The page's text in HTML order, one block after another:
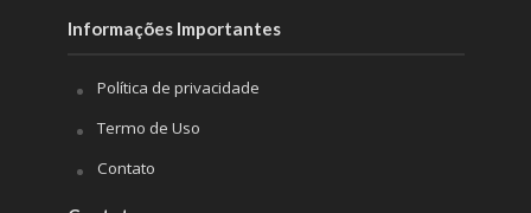
Informações Importantes
Política de privacidade
Termo de Uso
Contato